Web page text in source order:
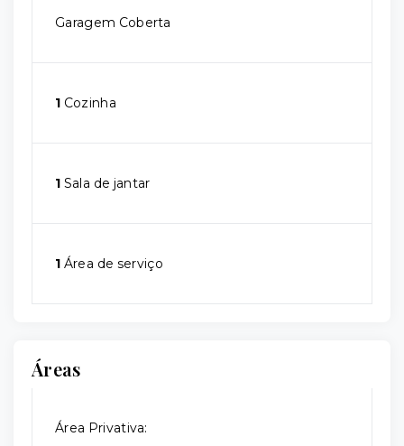
Garagem Coberta
1 Cozinha
1 Sala de jantar
1 Área de serviço
Áreas
Área Privativa: